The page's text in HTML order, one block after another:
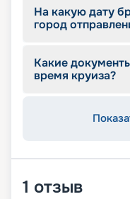
На какую дату
город
Какие
время круиза?
1 отзыв